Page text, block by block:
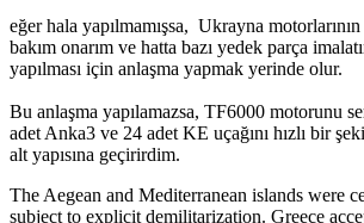
eğer hala yapılmamışsa, Ukrayna
bakım onarım ve hatta bazı yedek parça
yapılması için anlaşma yapmak yerinde olur.
Bu anlaşma yapılamazsa, TF6000 motorunu
adet Anka3 ve 24 adet KE uçağını hızlı bir
alt yapısına geçirirdim.
The Aegean and Mediterranean islands were
subject to explicit demilitarization. Greece